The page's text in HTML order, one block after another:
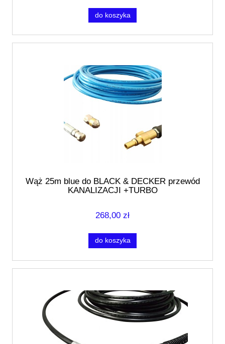
do koszyka
Wąż 25m blue do BLACK & DECKER przewód
KANALIZACJI +TURBO
268,00 zł
do koszyka